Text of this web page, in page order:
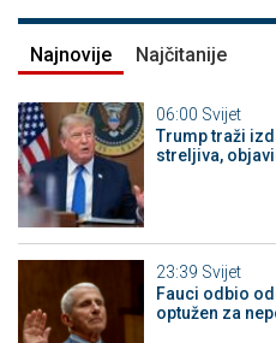
Najnovije Najčitanije
06:00 Svijet
Trump traži
streljiva,
23:39 Svijet
Fauci odbio
optužen za